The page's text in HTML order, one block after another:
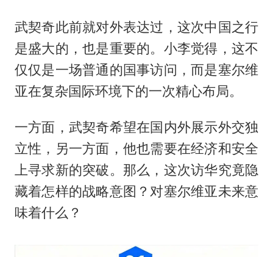
武契奇此前就对外表达过，这次中国之行
是盛大的，也是重要的。小李觉得，这不
仅仅是一场普通的国事访问，而是塞尔维
亚在复杂国际环境下的一次精心布局。
一方面，武契奇希望在国内外展示外交独
立性，另一方面，他也需要在经济和安全
上寻求新的突破。那么，这次访华究竟隐
藏着怎样的战略意图？对塞尔维亚未来意
味着什么？